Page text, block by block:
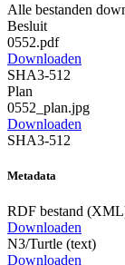
Alle bestanden
Besluit
0552.pdf
Downloaden
SHA3-512
Plan
0552_plan.jpg
Downloaden
SHA3-512
Metadata
RDF bestand
Downloaden
N3/Turtle (text)
Downloaden